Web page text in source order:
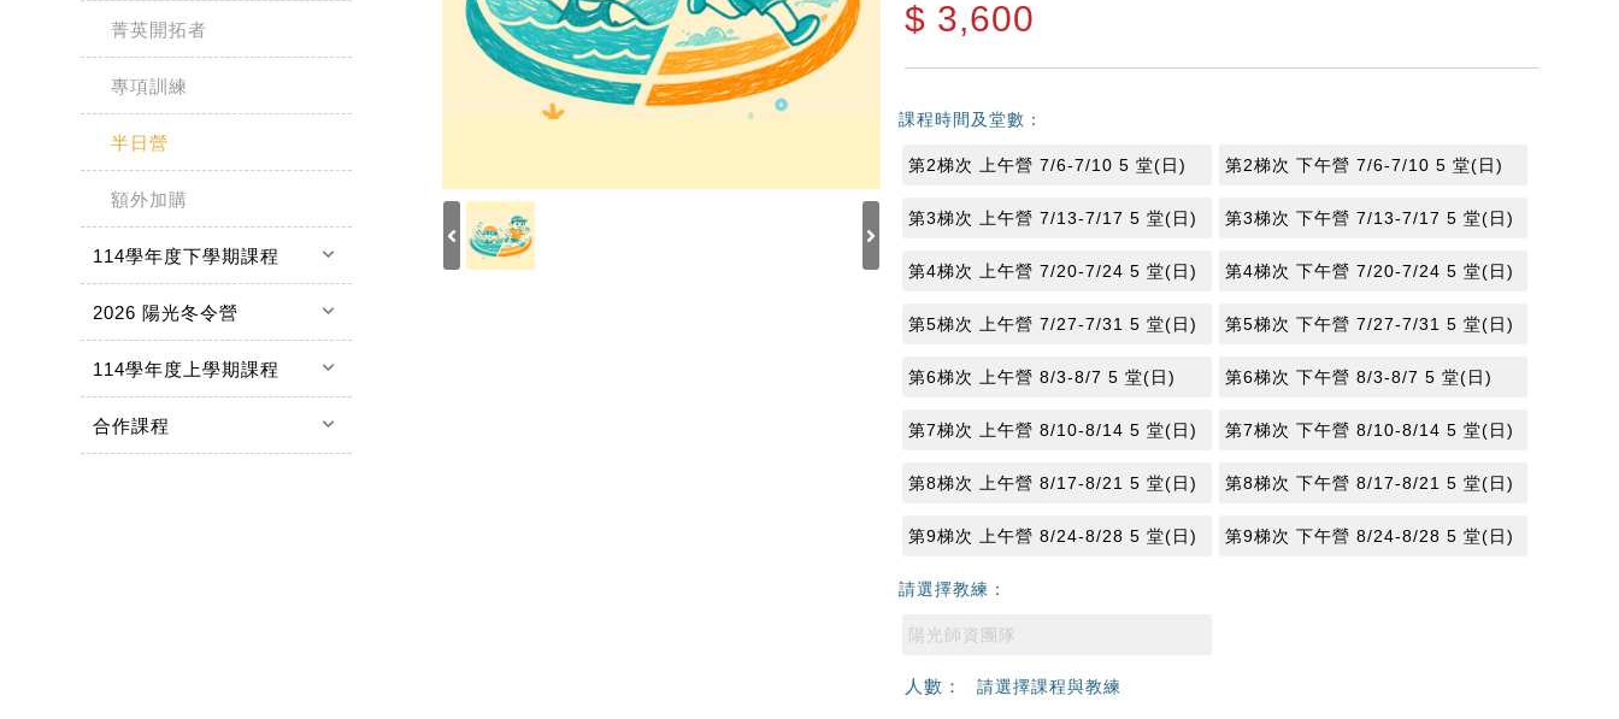
菁英開拓者
專項訓練
半日營
額外加購
114學年度下學期課程 keyboard_arrow_down
2026 陽光冬令營 keyboard_arrow_down
114學年度上學期課程 keyboard_arrow_down
合作課程 keyboard_arrow_down
$ 3,600
課程時間及堂數：
第2梯次 上午營 7/6-7/10 5 堂(日) 第2梯次 下午營 7/6-7/10 5 堂(日)
第3梯次 上午營 7/13-7/17 5 堂(日) 第3梯次 下午營 7/13-7/17 5 堂(日)
第4梯次 上午營 7/20-7/24 5 堂(日) 第4梯次 下午營 7/20-7/24 5 堂(日)
第5梯次 上午營 7/27-7/31 5 堂(日) 第5梯次 下午營 7/27-7/31 5 堂(日)
第6梯次 上午營 8/3-8/7 5 堂(日) 第6梯次 下午營 8/3-8/7 5 堂(日)
第7梯次 上午營 8/10-8/14 5 堂(日) 第7梯次 下午營 8/10-8/14 5 堂(日)
第8梯次 上午營 8/17-8/21 5 堂(日) 第8梯次 下午營 8/17-8/21 5 堂(日)
第9梯次 上午營 8/24-8/28 5 堂(日) 第9梯次 下午營 8/24-8/28 5 堂(日)
請選擇教練：
陽光師資團隊
人數： 請選擇課程與教練